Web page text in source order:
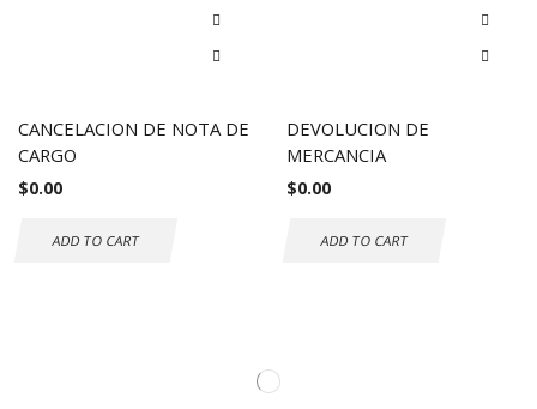
CANCELACION DE NOTA DE
CARGO
$0.00
ADD TO CART
DEVOLUCION DE
MERCANCIA
$0.00
ADD TO CART